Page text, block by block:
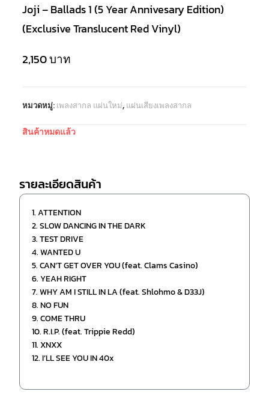
Joji – Ballads 1 (5 Year Annivesary Edition)
(Exclusive Translucent Red Vinyl)
2,150บาท
หมวดหมู่: เพลงสากล แผ่นใหม่, แผ่นเสียงเพลงสากล
สินค้าหมดแล้ว
รายละเอียดสินค้า
1. ATTENTION
2. SLOW DANCING IN THE DARK
3. TEST DRIVE
4. WANTED U
5. CAN’T GET OVER YOU (feat. Clams Casino)
6. YEAH RIGHT
7. WHY AM I STILL IN LA (feat. Shlohmo & D33J)
8. NO FUN
9. COME THRU
10. R.I.P. (feat. Trippie Redd)
11. XNXX
12. I’LL SEE YOU IN 40x